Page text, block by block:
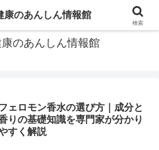
しないための情報が見つかる場所。
のあんしん情報館
ェロモン香水の選び方｜成分と
りの基礎知識を専門家が分かり
すく解説
康のあんしん情報館
検索